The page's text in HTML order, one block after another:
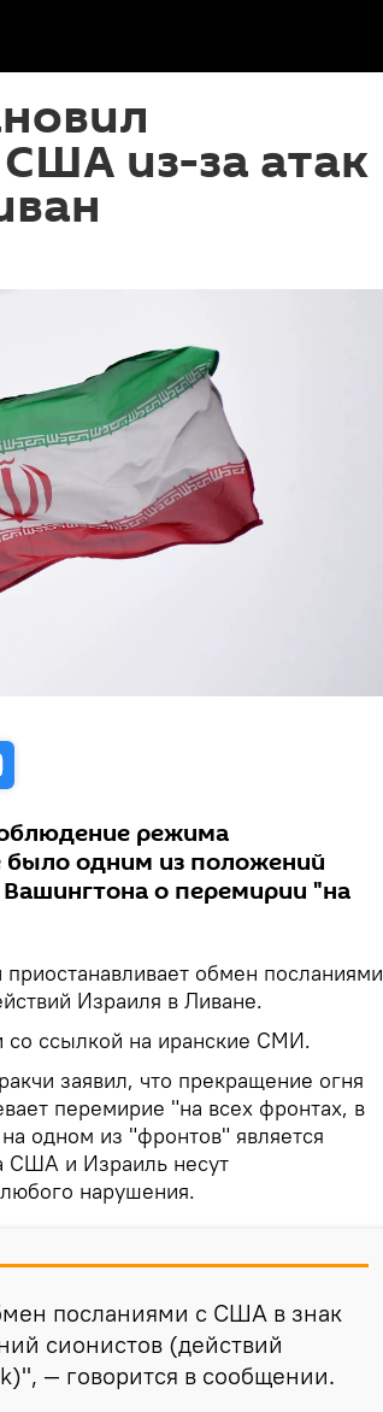
из-за атак
режима
было одним из положений
о перемирии "на
приостанавливает обмен посланиями
Израиля в Ливане.
ссылкой на иранские СМИ.
заявил, что прекращение огня
перемирие "на всех фронтах, в
одном из "фронтов" является
США и Израиль несут
любого нарушения.
посланиями с США в знак
сионистов (действий
— говорится в сообщении.